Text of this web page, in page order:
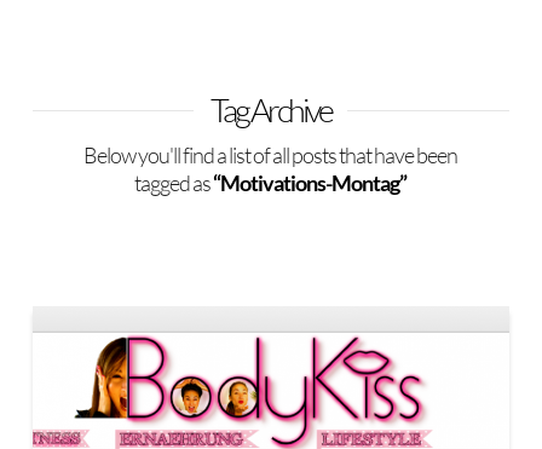
Tag Archive
Below you'll find a list of all posts that have been
tagged as“Motivations-Montag”